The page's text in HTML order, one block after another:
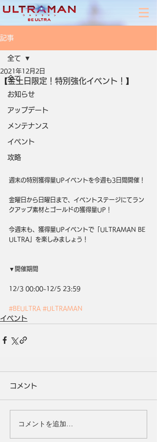
記事
全て
お知らせ
アップデート
メンテナンス
イベント
攻略
全て
【金土日限定！特別強化イベント！】
2021年12月2日
週末の特別獲得量UPイベントを今週も3日間開催！
金曜日から日曜日まで、イベントステージにてラン
クアップ素材とゴールドの獲得量UP！
今週末も、獲得量UPイベントで「ULTRAMAN BE
ULTRA」を楽しみましょう！
▼開催期間
12/3 00:00~12/5 23:59
#BEULTRA #ULTRAMAN
イベント
コメント
コメントを追加…